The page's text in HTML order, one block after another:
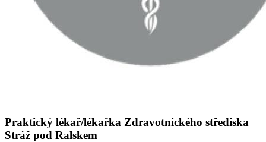
Praktický lékař/lékařka Zdravotnického střediska
Stráž pod Ralskem